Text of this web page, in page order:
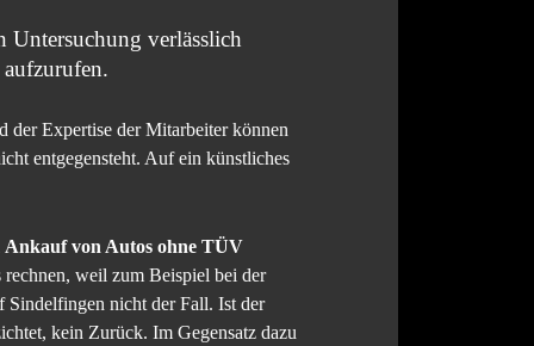
Untersuchung verlässlich
der Expertise der Mitarbeiter können
entgegensteht. Auf ein künstliches
Ankauf von Autos ohne TÜV
weil zum Beispiel bei der
Sindelfingen nicht der Fall. Ist der
kein Zurück. Im Gegensatz dazu